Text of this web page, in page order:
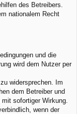
des Betreibers.
nationalem Recht
und die
wird dem Nutzer per
widersprechen. Im
dem Betreiber und
sofortiger Wirkung.
wenn der